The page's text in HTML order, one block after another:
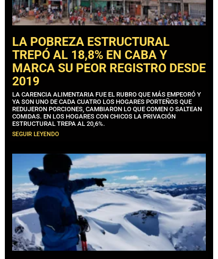
LA POBREZA ESTRUCTURAL
TREPÓ AL 18,8% EN CABA Y
MARCA SU PEOR REGISTRO DESDE
2019
LA CARENCIA ALIMENTARIA FUE EL RUBRO QUE MÁS EMPEORÓ Y
YA SON UNO DE CADA CUATRO LOS HOGARES PORTEÑOS QUE
REDUJERON PORCIONES, CAMBIARON LO QUE COMEN O SALTEAN
COMIDAS. EN LOS HOGARES CON CHICOS LA PRIVACIÓN
ESTRUCTURAL TREPA AL 20,6%.
SEGUIR LEYENDO